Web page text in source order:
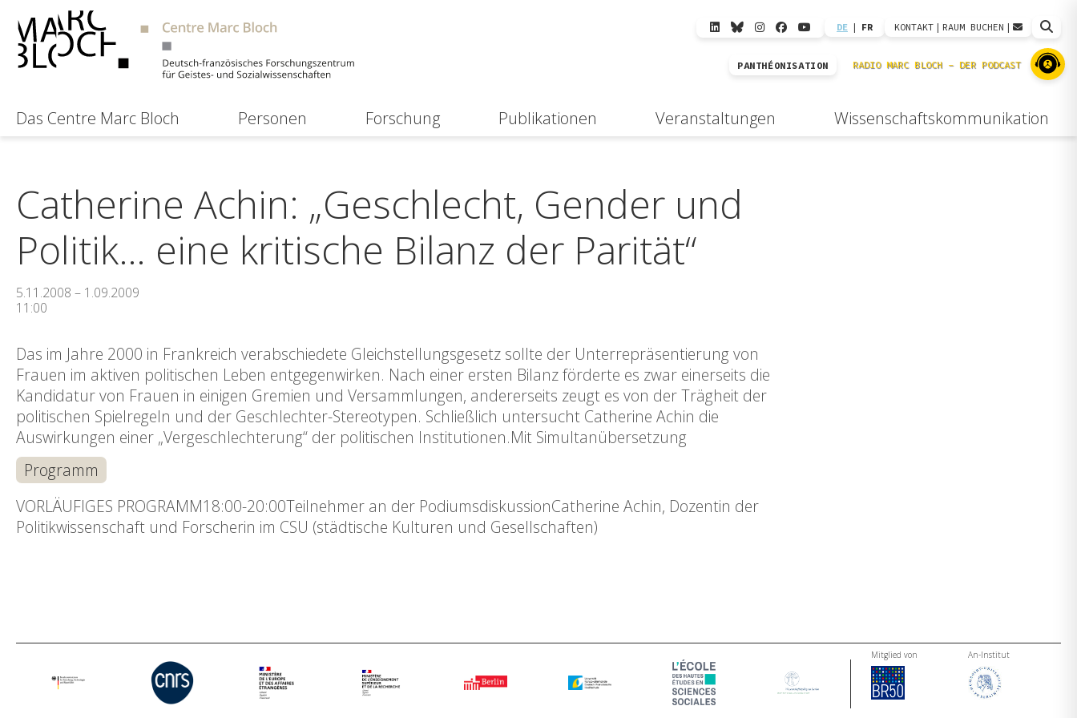
DE | FR KONTAKT | RAUM BUCHEN |
PANTHÉONISATION
Das Centre Marc Bloch Personen Forschung Publikationen Veranstaltungen Wissenschaftskommunikation
Catherine Achin: „Geschlecht, Gender und
Politik… eine kritische Bilanz der Parität“
5.11.2008 – 1.09.2009
11:00
Das im Jahre 2000 in Frankreich verabschiedete Gleichstellungsgesetz sollte der Unterrepräsentierung von
Frauen im aktiven politischen Leben entgegenwirken. Nach einer ersten Bilanz förderte es zwar einerseits die
Kandidatur von Frauen in einigen Gremien und Versammlungen, andererseits zeugt es von der Trägheit der
politischen Spielregeln und der Geschlechter-Stereotypen. Schließlich untersucht Catherine Achin die
Auswirkungen einer „Vergeschlechterung“ der politischen Institutionen.Mit Simultanübersetzung
Programm
VORLÄUFIGES PROGRAMM18:00-20:00Teilnehmer an der PodiumsdiskussionCatherine Achin, Dozentin der
Politikwissenschaft und Forscherin im CSU (städtische Kulturen und Gesellschaften)
Mitglied von An-Institut